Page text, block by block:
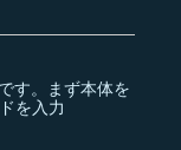
す。まず本体を
を入力